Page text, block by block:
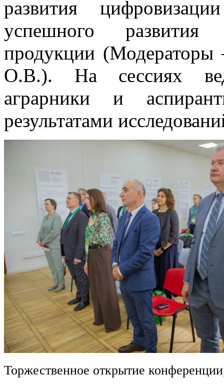
развития
успешного развития
продукции
О.В.). На сессиях
аграрники и
результатами
Торжественное открытие